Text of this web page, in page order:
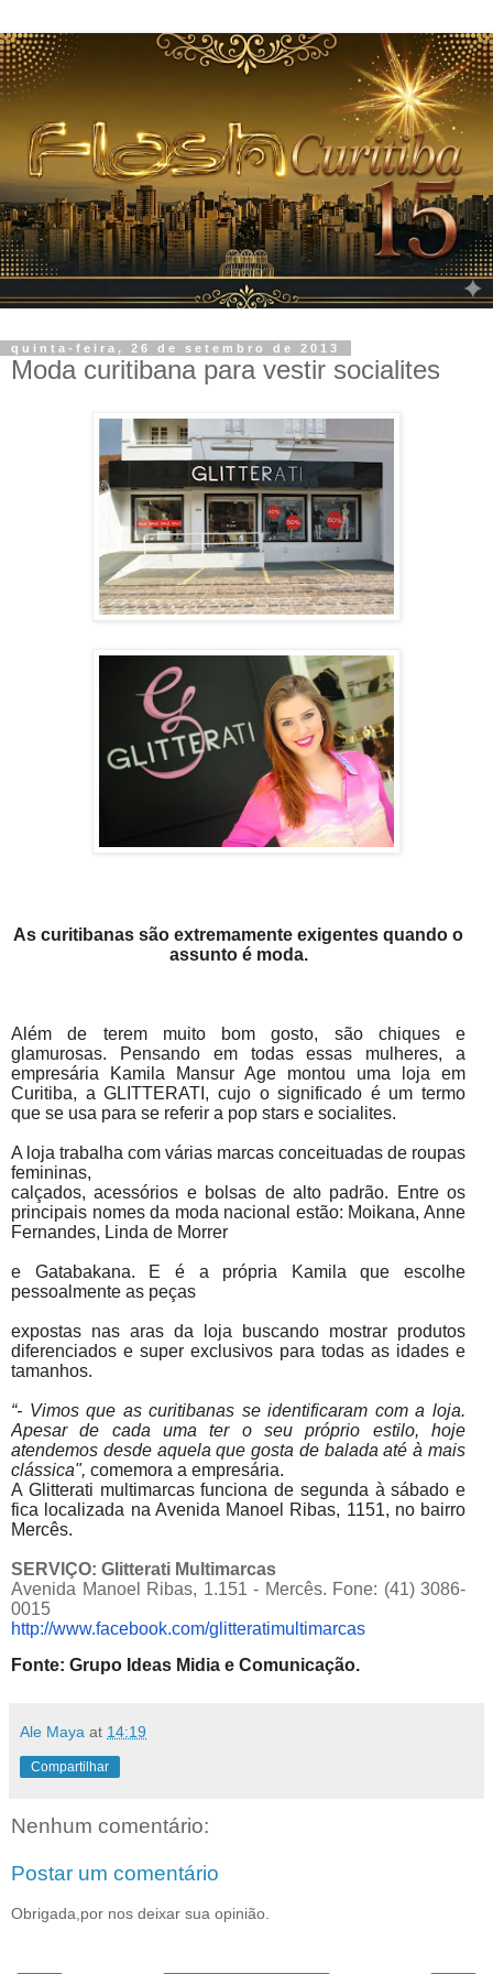
quinta-feira, 26 de setembro de 2013
Moda curitibana para vestir socialites
As curitibanas são extremamente exigentes quando o
assunto é moda.
Além de terem muito bom gosto, são chiques e
glamurosas.
Pensando em todas essas mulheres, a
empresária Kamila Mansur Age montou uma loja em
Curitiba, a GLITTERATI, cujo o significado é um termo
que se usa para se referir a pop stars e socialites.
A loja trabalha com várias marcas conceituadas de roupas
femininas,
calçados, acessórios e bolsas de alto padrão. Entre os
principais nomes da moda nacional estão: Moikana, Anne
Fernandes, Linda de Morrer
e Gatabakana. E é a própria Kamila que escolhe
pessoalmente as peças
expostas nas aras da loja buscando mostrar produtos
diferenciados e super exclusivos para todas as idades e
tamanhos.
“- Vimos que as curitibanas se identificaram com a loja.
Apesar de cada uma ter o seu próprio estilo, hoje
atendemos desde aquela que gosta de balada até à mais
clássica", comemora a empresária.
A Glitterati multimarcas funciona de segunda à sábado e
fica localizada na Avenida Manoel Ribas, 1151, no bairro
Mercês.
SERVIÇO: Glitterati Multimarcas
Avenida Manoel Ribas, 1.151 - Mercês. Fone: (41) 3086-
0015
http://www.facebook.com/glitteratimultimarcas
Fonte: Grupo Ideas Midia e Comunicação.
Ale Maya at 14:19
Compartilhar
Nenhum comentário:
Postar um comentário
Obrigada,por nos deixar sua opinião.